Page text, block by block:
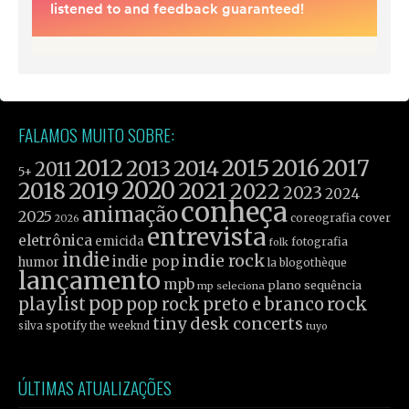
FALAMOS MUITO SOBRE:
5+ 2011201220132014201520162017
201820192020202120222023 2024
2025 2026 animaçãoconheça coreografia cover
eletrônica emicida entrevista folk fotografia
humor indieindie pop indie rock la blogothèque
lançamento mpb mp seleciona plano sequência
playlist poppop rock preto e branco rock
silva spotify the weeknd tiny desk concerts tuyo
ÚLTIMAS ATUALIZAÇÕES